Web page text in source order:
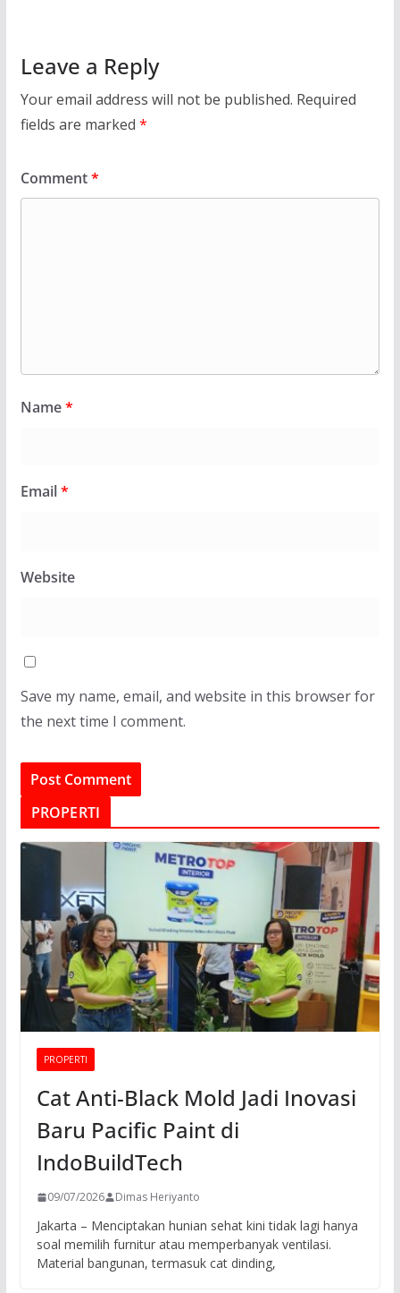
Leave a Reply
Your email address will not be published. Required
fields are marked *
Comment*
Name*
Email*
Website
Save my name, email, and website in this browser for
the next time I comment.
PROPERTI
PROPERTI
Cat Anti-Black Mold Jadi Inovasi
Baru Pacific Paint di
IndoBuildTech
09/07/2026 Dimas Heriyanto
Jakarta – Menciptakan hunian sehat kini tidak lagi hanya
soal memilih furnitur atau memperbanyak ventilasi.
Material bangunan, termasuk cat dinding,